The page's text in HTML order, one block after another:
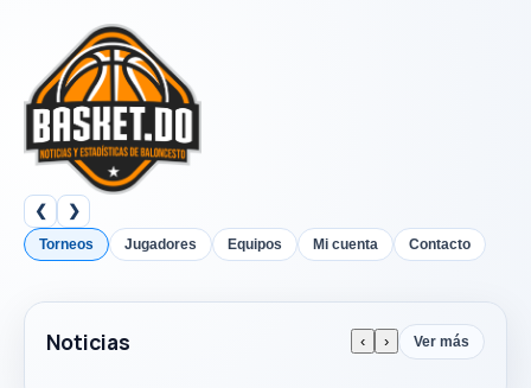
❮ ❯
Torneos Jugadores Equipos Mi cuenta Contacto
Noticias ‹ › Ver más